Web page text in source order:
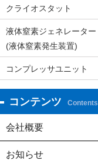
クライオスタット
液体窒素ジェネレーター
(液体窒素発生装置)
コンプレッサユニット
コンテンツ Contents
会社概要
お知らせ